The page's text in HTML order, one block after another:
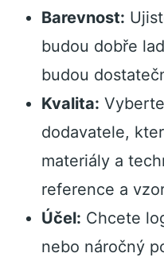
Barevnost:
budou dobře
budou
Kvalita:
dodavatele,
materiály a
reference a
Účel: Chcete
nebo náročný